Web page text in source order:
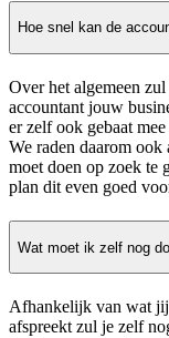
Hoe snel kan de
Over het algemeen
accountant jouw
er zelf ook gebaat
We raden daarom
moet doen op zoek te
plan dit even goed
Wat moet ik zelf nog
Afhankelijk van wat
afspreekt zul je zelf